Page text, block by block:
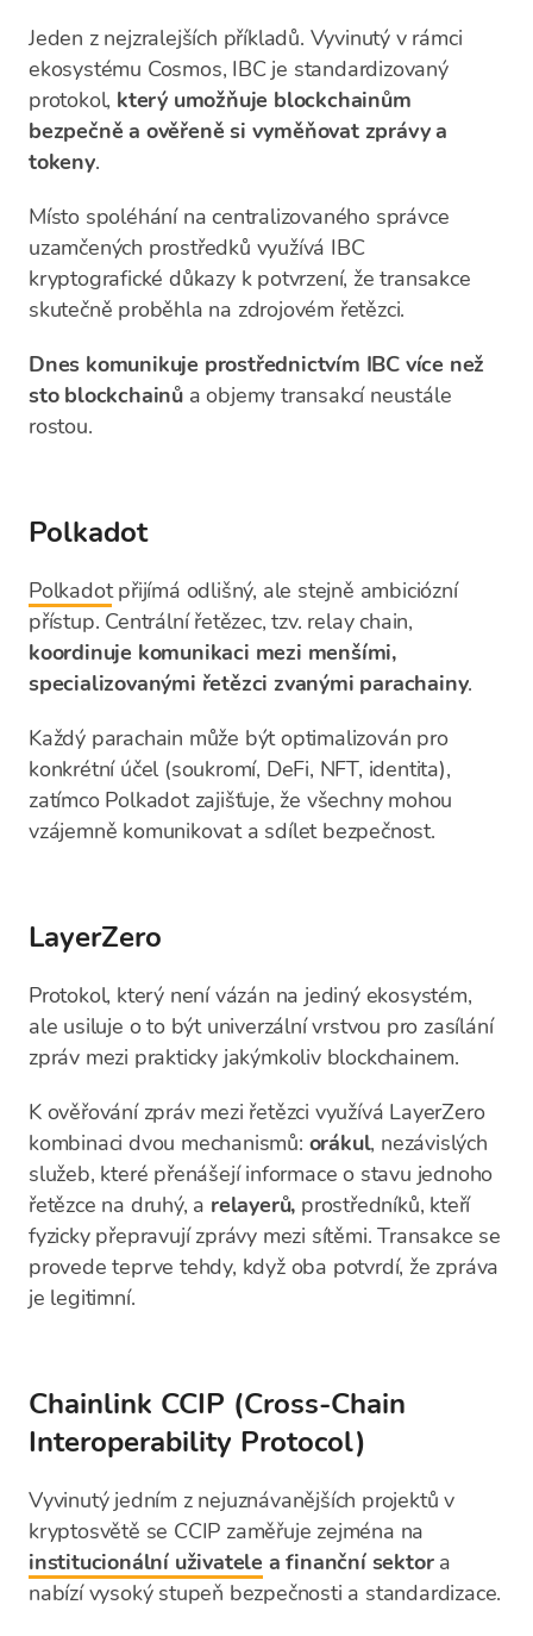
Jeden z nejzralejších příkladů. Vyvinutý v rámci
ekosystému Cosmos, IBC je standardizovaný
protokol, který umožňuje blockchainům
bezpečně a ověřeně si vyměňovat zprávy a
tokeny.
Místo spoléhání na centralizovaného správce
uzamčených prostředků využívá IBC
kryptografické důkazy k potvrzení, že transakce
skutečně proběhla na zdrojovém řetězci.
Dnes komunikuje prostřednictvím IBC více než
sto blockchainů a objemy transakcí neustále
rostou.
Polkadot
Polkadotpřijímá odlišný, ale stejně ambiciózní
přístup. Centrální řetězec, tzv. relay chain,
koordinuje komunikaci mezi menšími,
specializovanými řetězci zvanými parachainy.
Každý parachain může být optimalizován pro
konkrétní účel (soukromí, DeFi, NFT, identita),
zatímco Polkadot zajišťuje, že všechny mohou
vzájemně komunikovat a sdílet bezpečnost.
LayerZero
Protokol, který není vázán na jediný ekosystém,
ale usiluje o to být univerzální vrstvou pro zasílání
zpráv mezi prakticky jakýmkoliv blockchainem.
K ověřování zpráv mezi řetězci využívá LayerZero
kombinaci dvou mechanismů: orákul, nezávislých
služeb, které přenášejí informace o stavu jednoho
řetězce na druhý, a relayerů, prostředníků, kteří
fyzicky přepravují zprávy mezi sítěmi. Transakce se
provede teprve tehdy, když oba potvrdí, že zpráva
je legitimní.
Chainlink CCIP (Cross-Chain
Interoperability Protocol)
Vyvinutý jedním z nejuznávanějších projektů v
kryptosvětě se CCIP zaměřuje zejména na
institucionální uživatele a finanční sektora
nabízí vysoký stupeň bezpečnosti a standardizace.